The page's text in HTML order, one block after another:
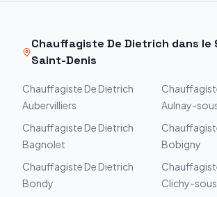
ChauffagisteDe Dietrich dans le
Saint-Denis
Chauffagiste De Dietrich
Aubervilliers
Aulnay-
Chauffagiste De Dietrich
Bagnolet
Bobigny
Chauffagiste De Dietrich
Bondy
Clichy-